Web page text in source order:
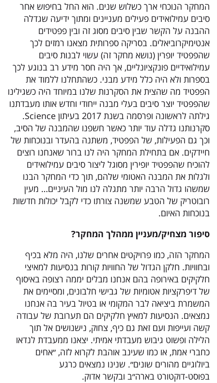
המחקר הנוכחי ארך כשלוש שנים. הוא החל בחיפוש אחר
סיבים עמילואידים פעילים מעניינים ומתוך ידיעה שגדלה
ההבנה על הקשר שבין סיבים מסוג זה ובין פפטידים
אנטימיקרוביאלים. בסריקה ספרותית מצאנו רמזים לכך
שהפפטיד יופרין (נושא מחקר זה) עשוי לבנות סיבים
עמילואידיים פונקציונליים, אך היה חסר מידע רב בנוגע לכך
בספרות ולא היה כלל מידע מבני. כשהתחלנו ללמוד את
הפפטיד מה שהצית את הסקרנות שלנו במיוחד היה כשגילינו
שהפפטיד יוצר סיבים בעלי מבנה ייחודי וחדש אותו מעבדתנו
גילתה לראשונה ופרסמה בשנת 2017 בעיתון Science.
סקרנותנו גדלה עוד יותר כאשר חשפנו שהמבנה של הסיב,
וכך גם הפעילות, של הפפטיד, משתנה בהעדר ובנוכחות של
חיידקים. אם בתחילת המחקר היה לנו ברור שאנחנו רוצים
להוכיח שהפפטיד יופירין מסוגל ליצור סיבים עמילואידים
ולגלות את המבנה האטומי שלהם, תוך כדי המחקר הבנו
שמשהו גדול הרבה יותר מתגלה לנו מול העיניים… מעין
רובוטריק של הטבע שמשנה צורתו כדי לקבל יכולות חדשות
בנוכחות האיום.
סיפור מצחיק/מעניין ממהלך המחקר?
המחקר הזה, כמו פרויקטים אחרים שלנו, היה מלא בכיף
ובחוויות. חלקן הגדול של החוויות קורות בנסיעות למאיצי
חלקיקים באירופה בהם אנחנו מבלים יממה רצופה באיסוף
של דיפרקציות אטומיות של גבישי חלבונים, ומסיימים את
המשמרת ביציאה לבר המקומי או בטיול בעיר בה אנחנו
נמצאים. הנסיעות למאיץ חלקיקים הם תערובת של עבודה
קשה ועייפות ועם זאת גם כיף, צחוק, נישנושים אל תוך
הלילה ופשוט גיבוש מעבדתי אמיתי. יצאנו ממעבדת לנדאו
כחברי אמת, או כמו שעינב אוהבת לקרוא לזה, ״אחים
ביולוגיים מהורים שונים״. שנינו נמצאים כרגע
בפוסט-דוקטורט בארה״ב ובקשר אדוק.